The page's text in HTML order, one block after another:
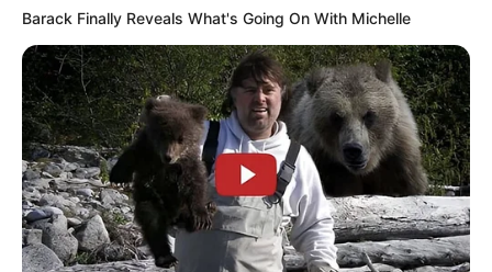
Barack Finally Reveals What's Going On With Michelle